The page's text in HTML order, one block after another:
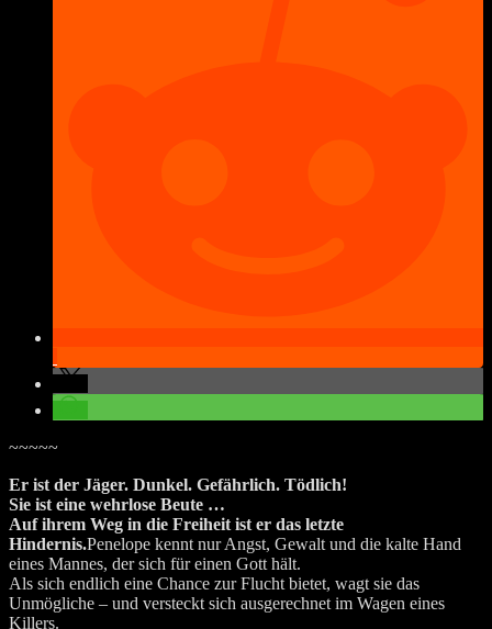
~~~~~
Er ist der Jäger. Dunkel. Gefährlich. Tödlich!
Sie ist eine wehrlose Beute …
Auf ihrem Weg in die Freiheit ist er das letzte
Hindernis.Penelope kennt nur Angst, Gewalt und die kalte Hand
eines Mannes, der sich für einen Gott hält.
Als sich endlich eine Chance zur Flucht bietet, wagt sie das
Unmögliche – und versteckt sich ausgerechnet im Wagen eines
Killers.